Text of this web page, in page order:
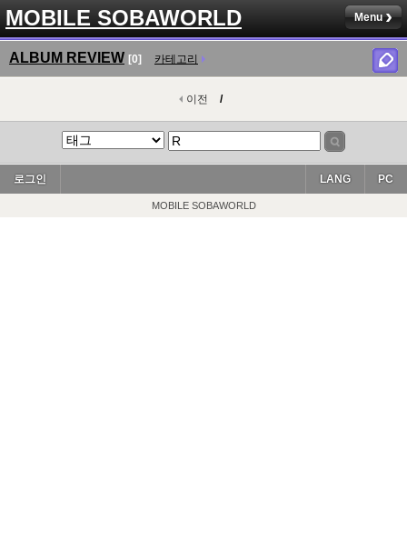
MOBILE SOBAWORLD Menu
ALBUM REVIEW [0] 카테고리
이전 /
로그인 PC
LANG
MOBILE SOBAWORLD